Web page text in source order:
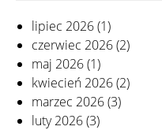
lipiec 2026(1)
czerwiec 2026(2)
maj 2026(1)
kwiecień 2026(2)
marzec 2026(3)
luty 2026(3)